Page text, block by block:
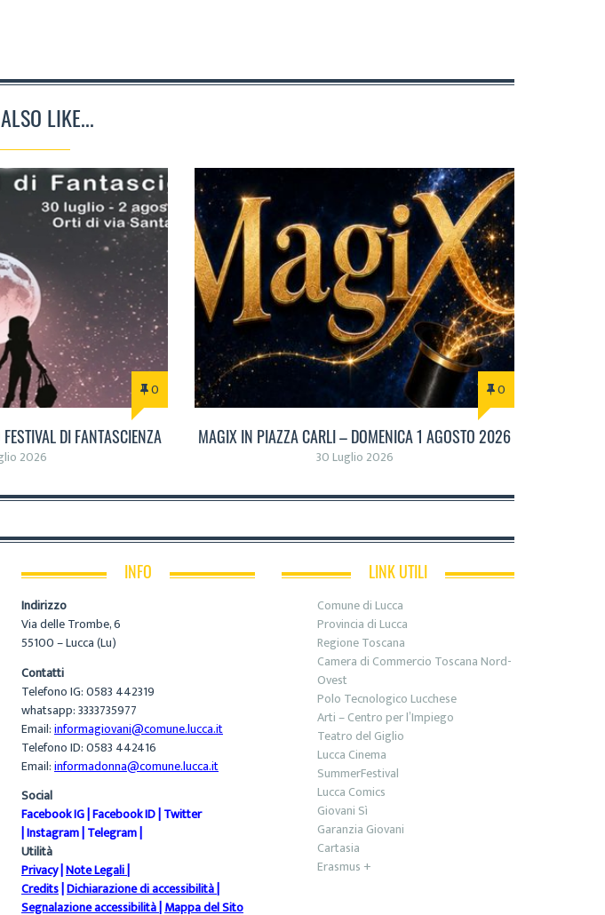
LIKE...
0
DI FANTASCIENZA
2026
0
MAGIX IN PIAZZA CARLI – DOMENICA 1 AGOSTO 2026
30 Luglio 2026
INFO
Indirizzo
Via delle Trombe, 6
55100 – Lucca (Lu)
Contatti
Telefono IG: 0583 442319
whatsapp: 3333735977
Email:informagiovani@comune.lucca.it
Telefono ID: 0583 442416
Email:informadonna@comune.lucca.it
Social
Facebook IG|Facebook ID|Twitter
|Instagram|Telegram|
Utilità
Privacy|Note Legali|
Credits|Dichiarazione di accessibilità|
Segnalazione accessibilità|Mappa del Sito
LINK UTILI
Comune di Lucca
Provincia di Lucca
Regione Toscana
Camera di Commercio Toscana Nord-
Ovest
Polo Tecnologico Lucchese
Arti – Centro per l’Impiego
Teatro del Giglio
Lucca Cinema
SummerFestival
Lucca Comics
Giovani Sì
Garanzia Giovani
Cartasia
Erasmus +